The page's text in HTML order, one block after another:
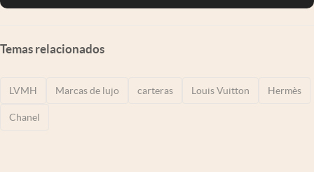
Temas relacionados
LVMH Marcas de lujo carteras Louis Vuitton Hermès
Chanel